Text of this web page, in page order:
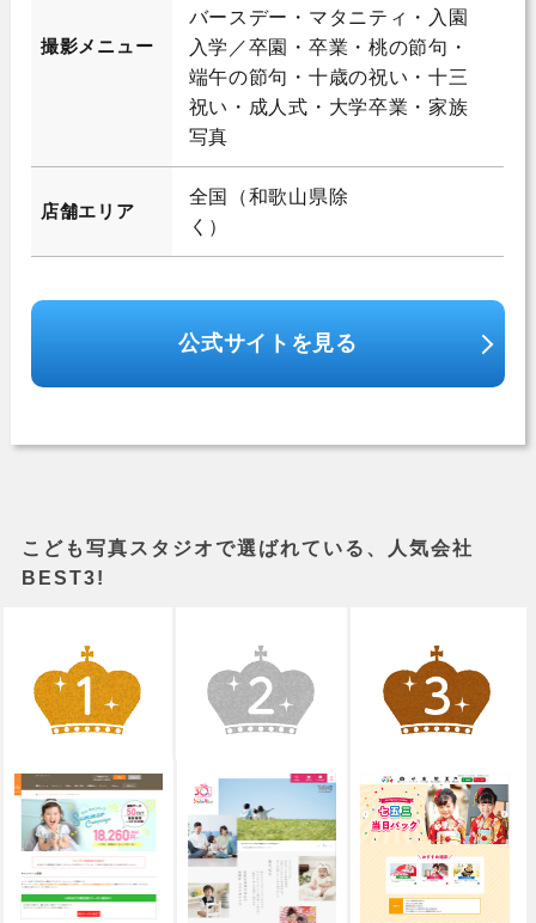
撮影メニュー
バースデー・マタニティ・入園
入学／卒園・卒業・桃の節句・
端午の節句・十歳の祝い・十三
祝い・成人式・大学卒業・家族
写真
店舗エリア
全国（和歌山県除
く）
公式サイトを見る
こども写真スタジオで選ばれている、人気会社
BEST3!